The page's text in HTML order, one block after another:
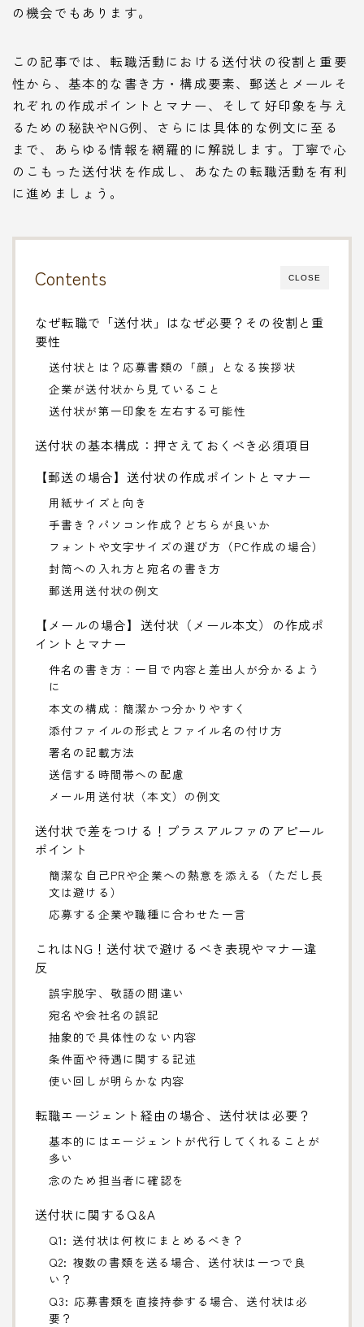
の機会でもあります。
この記事では、転職活動における送付状の役割と重要
性から、基本的な書き方・構成要素、郵送とメールそ
れぞれの作成ポイントとマナー、そして好印象を与え
るための秘訣やNG例、さらには具体的な例文に至る
まで、あらゆる情報を網羅的に解説します。丁寧で心
のこもった送付状を作成し、あなたの転職活動を有利
に進めましょう。
CLOSE
Contents
なぜ転職で「送付状」はなぜ必要？その役割と重
要性
送付状とは？応募書類の「顔」となる挨拶状
企業が送付状から見ていること
送付状が第一印象を左右する可能性
送付状の基本構成：押さえておくべき必須項目
【郵送の場合】送付状の作成ポイントとマナー
用紙サイズと向き
手書き？パソコン作成？どちらが良いか
フォントや文字サイズの選び方（PC作成の場合）
封筒への入れ方と宛名の書き方
郵送用送付状の例文
【メールの場合】送付状（メール本文）の作成ポ
イントとマナー
件名の書き方：一目で内容と差出人が分かるよう
に
本文の構成：簡潔かつ分かりやすく
添付ファイルの形式とファイル名の付け方
署名の記載方法
送信する時間帯への配慮
メール用送付状（本文）の例文
送付状で差をつける！プラスアルファのアピール
ポイント
簡潔な自己PRや企業への熱意を添える（ただし長
文は避ける）
応募する企業や職種に合わせた一言
これはNG！送付状で避けるべき表現やマナー違
反
誤字脱字、敬語の間違い
宛名や会社名の誤記
抽象的で具体性のない内容
条件面や待遇に関する記述
使い回しが明らかな内容
転職エージェント経由の場合、送付状は必要？
基本的にはエージェントが代行してくれることが
多い
念のため担当者に確認を
送付状に関するQ&A
Q1: 送付状は何枚にまとめるべき？
Q2: 複数の書類を送る場合、送付状は一つで良
い？
Q3: 応募書類を直接持参する場合、送付状は必
要？